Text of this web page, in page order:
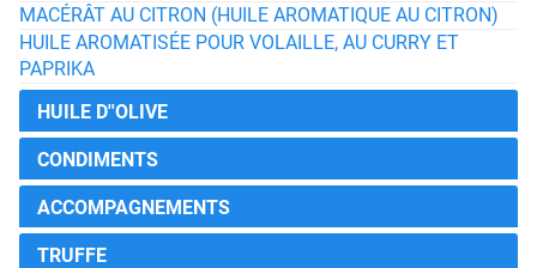
MACÉRÂT AU CITRON (HUILE AROMATIQUE AU CITRON)
HUILE AROMATISÉE POUR VOLAILLE, AU CURRY ET
PAPRIKA
HUILE D''OLIVE
CONDIMENTS
ACCOMPAGNEMENTS
TRUFFE